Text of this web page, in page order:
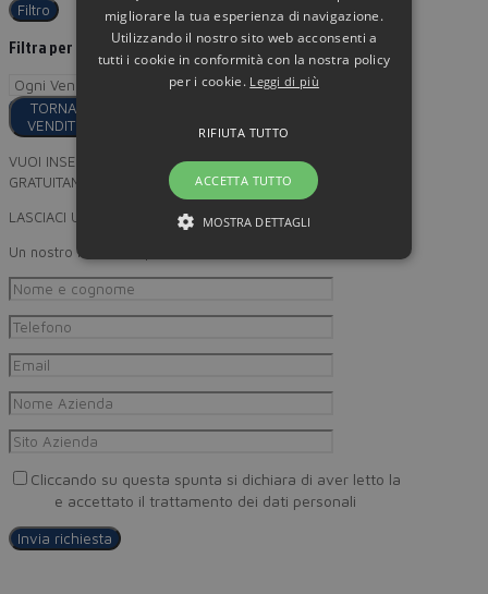
Filtro
Filtra per
TORNA AI
VENDITORI
VUOI INSERIRE I TUOI PRODOTTI
GRATUITAMENTE SU MINORPREZZO?
LASCIACI UN RECAPITO
Un nostro incaricato provvederà a ricontattarti
Cliccando su questa spunta si dichiara di aver letto la
e accettato il trattamento dei dati personali
migliorare la tua esperienza di navigazione.
Utilizzando il nostro sito web acconsenti a
tutti i cookie in conformità con la nostra policy
per i cookie. Leggi di più
ACCETTA TUTTO
RIFIUTA TUTTO
MOSTRA DETTAGLI